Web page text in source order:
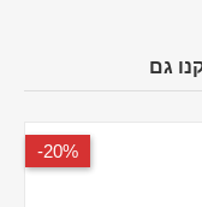
גם
20%-